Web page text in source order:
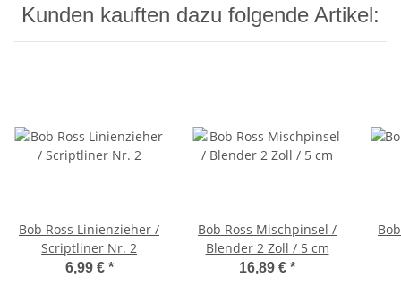
Kunden kauften dazu folgende Artikel:
Bob Ross Linienzieher /
Scriptliner Nr. 2
6,99 € *
Bob Ross Mischpinsel /
Blender 2 Zoll / 5 cm
16,89 € *